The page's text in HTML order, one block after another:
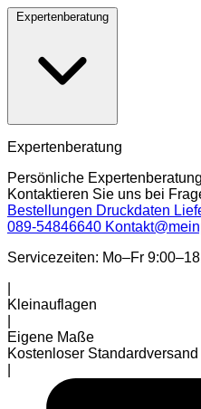
Expertenberatung
Expertenberatung
Persönliche Expertenberatung
Kontaktieren Sie uns bei
Bestellungen Druckdaten
089-54846640
Servicezeiten: Mo–Fr
Kleinauflagen
Eigene Maße
Kostenloser Standardversand